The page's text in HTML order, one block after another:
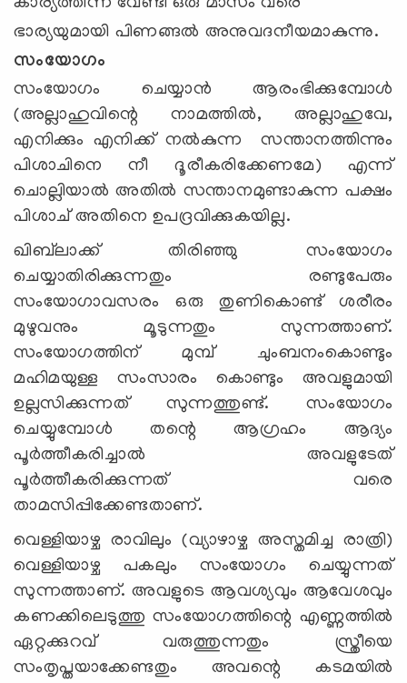
കാര്യത്തിന്ന് വേണ്ടി ഒരു മാസം വരെ
ഭാര്യയുമായി പിണങ്ങല്‍ അനുവദനീയമാകുന്നു.
സംയോഗം
സംയോഗം ചെയ്യാന്‍ ആരംഭിക്കുമ്പോള്‍
(അല്ലാഹുവിന്റെ നാമത്തില്‍, അല്ലാഹുവേ,
എനിക്കും എനിക്ക് നല്‍കുന്ന സന്താനത്തിന്നും
പിശാചിനെ നീ ദൂരീകരിക്കേണമേ) എന്ന്
ചൊല്ലിയാല്‍ അതില്‍ സന്താനമുണ്ടാകുന്ന പക്ഷം
പിശാച് അതിനെ ഉപദ്രവിക്കുകയില്ല.
ഖിബ്‌ലാക്ക് തിരിഞ്ഞു സംയോഗം
ചെയ്യാതിരിക്കുന്നതും രണ്ടുപേരും
സംയോഗാവസരം ഒരു തുണികൊണ്ട് ശരീരം
മുഴുവനും മൂടുന്നതും സുന്നത്താണ്.
സംയോഗത്തിന് മുമ്പ് ചുംബനംകൊണ്ടും
മഹിമയുള്ള സംസാരം കൊണ്ടും അവളുമായി
ഉല്ലസിക്കുന്നത് സുന്നത്തുണ്ട്. സംയോഗം
ചെയ്യുമ്പോള്‍ തന്റെ ആഗ്രഹം ആദ്യം
പൂര്‍ത്തീകരിച്ചാല്‍ അവളുടേത്
പൂര്‍ത്തീകരിക്കുന്നത് വരെ
താമസിപ്പിക്കേണ്ടതാണ്.
വെള്ളിയാഴ്ച രാവിലും (വ്യാഴാഴ്ച അസ്തമിച്ച രാത്രി)
വെള്ളിയാഴ്ച പകലും സംയോഗം ചെയ്യുന്നത്
സുന്നത്താണ്. അവളുടെ ആവശ്യവും ആവേശവും
കണക്കിലെടുത്തു സംയോഗത്തിന്റെ എണ്ണത്തില്‍
ഏറ്റക്കുറവ് വരുത്തുന്നതും സ്ത്രീയെ
സംതൃപ്തയാക്കേണ്ടതും അവന്റെ കടമയില്‍